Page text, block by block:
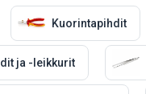
Kuorintapihdit
ja -leikkurit